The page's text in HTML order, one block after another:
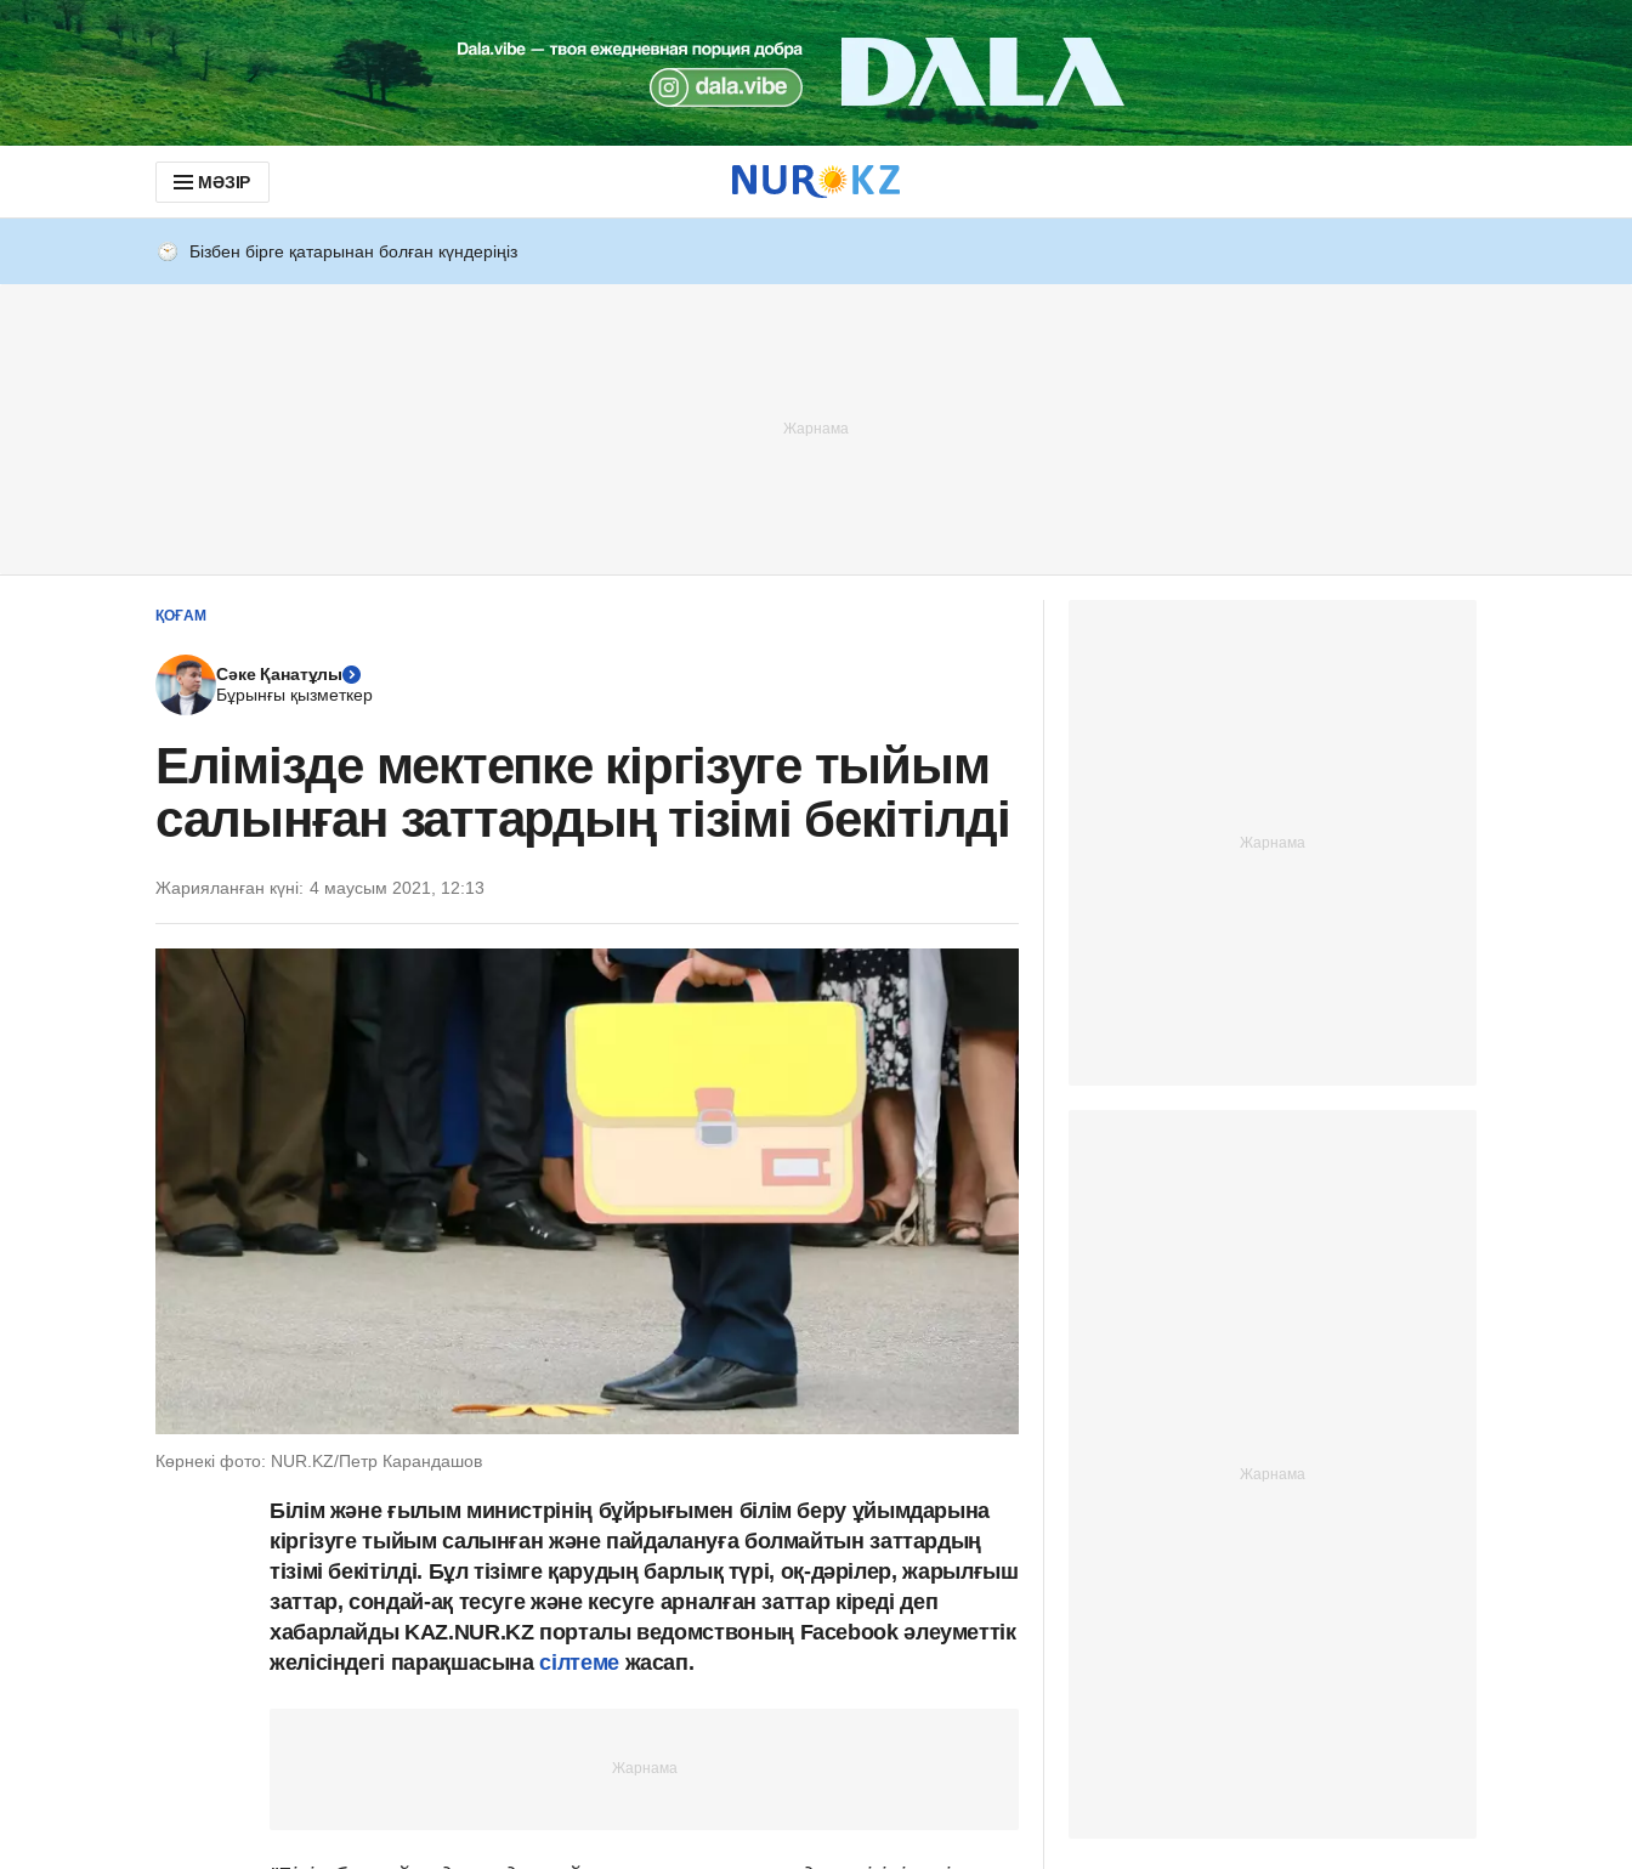
МӘЗІР
Бізбен бірге қатарынан болған күндеріңіз
ҚОҒАМ
Сәке Қанатұлы
Бұрынғы қызметкер
Елімізде мектепке кіргізуге тыйым
салынған заттардың тізімі бекітілді
Жарияланған күні: 4 маусым 2021, 12:13
Көрнекі фото: NUR.KZ/Петр Карандашов
Білім және ғылым министрінің бұйрығымен білім беру ұйымдарына
кіргізуге тыйым салынған және пайдалануға болмайтын заттардың
тізімі бекітілді. Бұл тізімге қарудың барлық түрі, оқ-дәрілер, жарылғыш
заттар, сондай-ақ тесуге және кесуге арналған заттар кіреді деп
хабарлайды KAZ.NUR.KZ порталы ведомствоның Facebook әлеуметтік
желісіндегі парақшасынасілтеме жасап.